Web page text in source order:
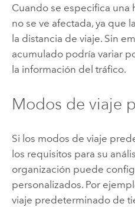
Cuando se especifica una
no se ve afectada, ya que
la distancia de viaje. Sin
acumulado podría variar
la información del tráfico.
Modos de viaje
Si los modos de viaje
los requisitos para su
organización puede
personalizados. Por
viaje predeterminado de